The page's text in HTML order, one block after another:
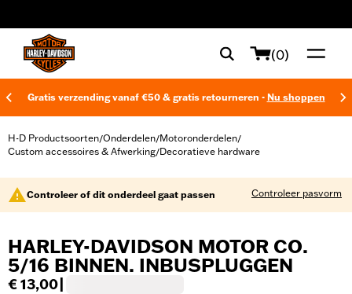
(0)
Gratis verzending vanaf €50 & gratis retourneren - Nu shoppen
H-D Productsoorten/Onderdelen/Motoronderdelen/
Custom accessoires & Afwerking/Decoratieve hardware
Controleer of dit onderdeel gaat passen Controleer pasvorm
HARLEY-DAVIDSON MOTOR CO.
5/16 BINNEN. INBUSPLUGGEN
€ 13,00